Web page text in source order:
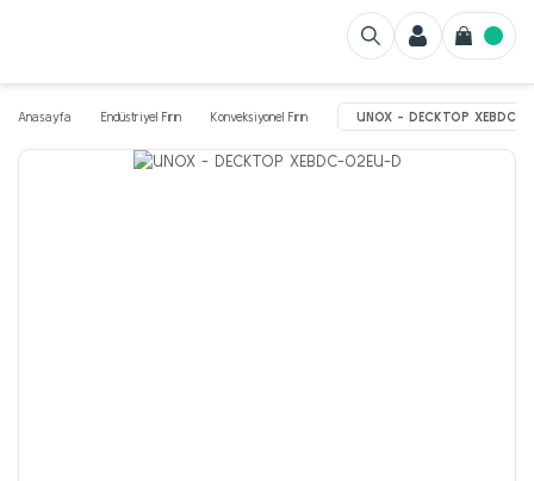
Anasayfa Endüstriyel Fırın Konveksiyonel Fırın UNOX - DECKTOP XEBDC-